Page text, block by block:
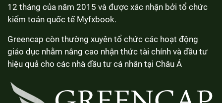
12 tháng của năm 2015 và được xác nhận bởi tổ chức
kiểm toán quốc tế Myfxbook.
Greencap còn thường xuyên tổ chức các hoạt động
giáo dục nhằm nâng cao nhận thức tài chính và đầu tư
hiệu quả cho các nhà đầu tư cá nhân tại Châu Á